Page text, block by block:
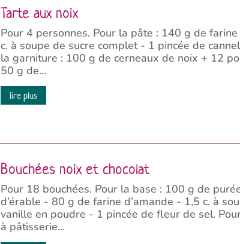
Tarte aux noix
Pour 4 personnes. Pour la pâte : 140 g de
c. à soupe de sucre complet - 1 pincée de
la garniture : 100 g de cerneaux de noix + 12
50 g de...
lire plus
Bouchées noix et chocolat
Pour 18 bouchées. Pour la base : 100 g de
d’érable - 80 g de farine d’amande - 1,5 c. à
vanille en poudre - 1 pincée de fleur de sel.
à pâtisserie...